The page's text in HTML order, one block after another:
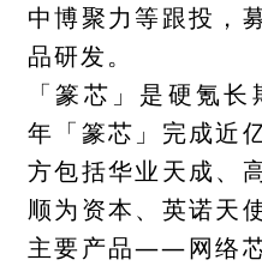
中博聚力等跟投，
品研发。
「篆芯」是硬氪
年「篆芯」完成近
方包括华业天成、
顺为资本、英诺天
主要产品——网络